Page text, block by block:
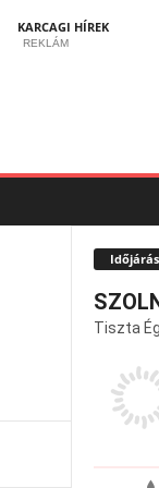
KARCAGI HÍREK
REKLÁM
Időjárás
Tiszta